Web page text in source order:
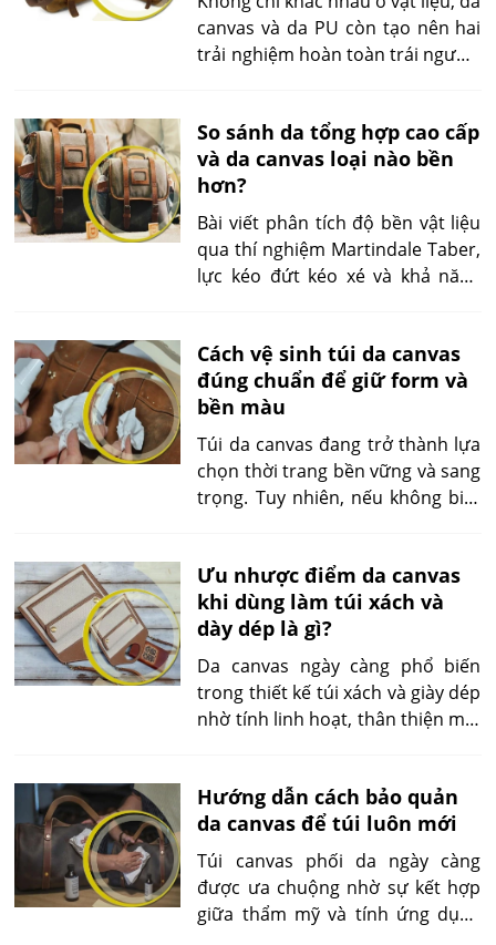
canvas và da PU còn tạo nên hai
trải nghiệm hoàn toàn trái ngược:
tiêu dùng thường phân vân
không biết nên chọn loại nào cho
túi xách, giày dép hay nội thất.
Dưới góc nhìn chuyên gia vật liệu,
bài viết sẽ so sánh da canvas và
da PU một cách thực tế, chỉ ra ưu
– nhược điểm để bạn chọn chất
phong cách sống.
So sánh da tổng hợp cao cấp
và da canvas loại nào bền
hơn?
Bài viết phân tích độ bền vật liệu
qua thí nghiệm Martindale Taber,
lực kéo đứt kéo xé và khả năng
canvas, chúng tôi đối chiếu cấu
trúc lớp phủ nền sợi để chỉ ra ưu
nhược điểm khi dùng hằng ngày
hoặc ngoài trời.
Cách vệ sinh túi da canvas
đúng chuẩn để giữ form và
bền màu
Túi da canvas đang trở thành lựa
chọn thời trang bền vững và sang
trọng. Tuy nhiên, nếu không biết
form và màu túi chỉ sau vài lần sử
dụng. Hướng dẫn chi tiết sau sẽ
giúp bạn chăm sóc túi canvas
chuẩn nhất ngay tại nhà.
Ưu nhược điểm da canvas
khi dùng làm túi xách và
dày dép là gì?
Da canvas ngày càng phổ biến
trong thiết kế túi xách và giày dép
nhờ tính linh hoạt, thân thiện môi
hảo. Bài viết phân tích rõ ưu
nhược điểm da canvas qua các
yếu tố độ bền, cảm giác sử dụng,
khả năng chống nước và tính thời
trang để giúp bạn chọn đúng sản
phẩm.
Hướng dẫn cách bảo quản
da canvas để túi luôn mới
Túi canvas phối da ngày càng
được ưa chuộng nhờ sự kết hợp
giữa thẩm mỹ và tính ứng dụng